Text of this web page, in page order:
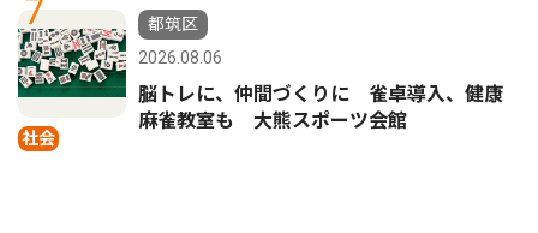
7
社会
都筑区
2026.08.06
脳トレに、仲間づくりに 雀卓導入、健康
麻雀教室も 大熊スポーツ会館